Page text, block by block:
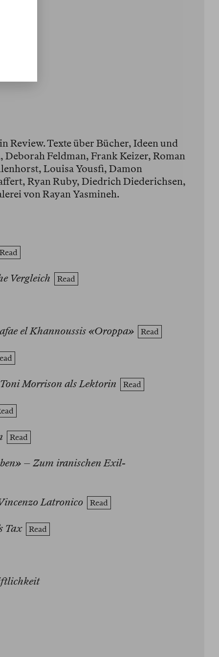
Review. Texte über Bücher, Ideen und
Deborah Feldman, Frank Keizer, Roman
Louisa Yousfi, Damon
Ryan Ruby, Diedrich Diederichsen,
von Rayan Yasmineh.
Read
Vergleich Read
el Khannoussis «Oroppa» Read
Morrison als Lektorin Read
Read
– Zum iranischen Exil-
Latronico Read
Tax Read